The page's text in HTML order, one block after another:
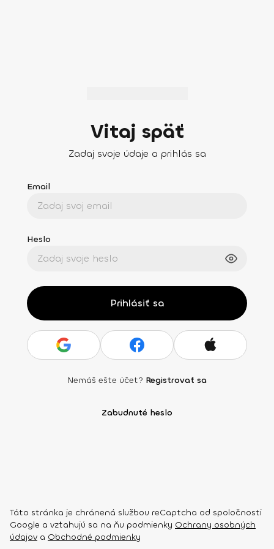
Vitaj späť
Zadaj svoje údaje a prihlás sa
Email
Heslo
Prihlásiť sa
Nemáš ešte účet? Registrovať sa
Zabudnuté heslo
Táto stránka je chránená službou reCaptcha od spoločnosti
Google a vzťahujú sa na ňu podmienky Ochrany osobných
údajov a Obchodné podmienky